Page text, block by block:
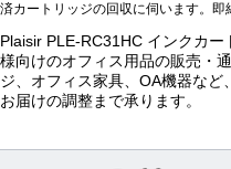
済カートリッジの回収に伺います。即
Plaisir PLE-RC31HC インクカ
様向けのオフィス用品の販売・
ジ、オフィス家具、OA機器など
お届けの調整まで承ります。